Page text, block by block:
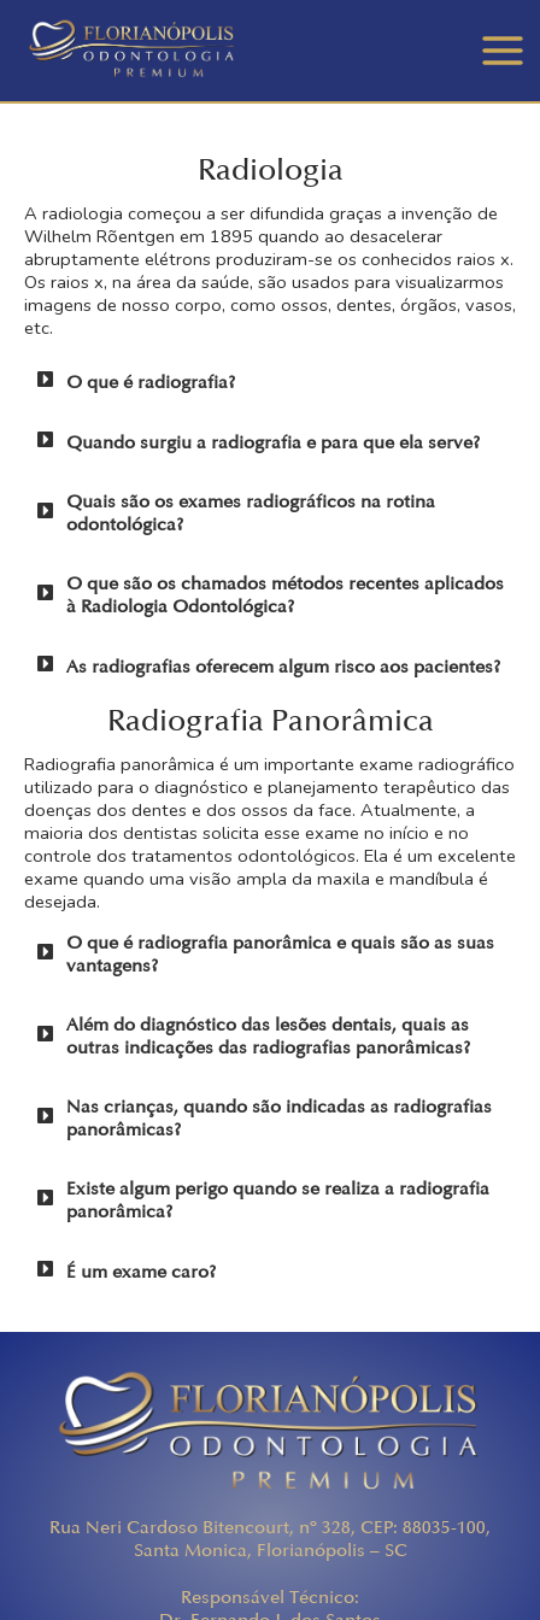
Main
Radiologia
A radiologia começou a ser difundida graças a invenção de
Wilhelm Rõentgen em 1895 quando ao desacelerar
abruptamente elétrons produziram-se os conhecidos raios x.
Os raios x, na área da saúde, são usados para visualizarmos
imagens de nosso corpo, como ossos, dentes, órgãos, vasos,
etc.
O que é radiografia?
Quando surgiu a radiografia e para que ela serve?
Quais são os exames radiográficos na rotina
odontológica?
O que são os chamados métodos recentes aplicados
à Radiologia Odontológica?
As radiografias oferecem algum risco aos pacientes?
Radiografia Panorâmica
Radiografia panorâmica é um importante exame radiográfico
utilizado para o diagnóstico e planejamento terapêutico das
doenças dos dentes e dos ossos da face. Atualmente, a
maioria dos dentistas solicita esse exame no início e no
controle dos tratamentos odontológicos. Ela é um excelente
exame quando uma visão ampla da maxila e mandíbula é
desejada.
O que é radiografia panorâmica e quais são as suas
vantagens?
Além do diagnóstico das lesões dentais, quais as
outras indicações das radiografias panorâmicas?
Nas crianças, quando são indicadas as radiografias
panorâmicas?
Existe algum perigo quando se realiza a radiografia
panorâmica?
É um exame caro?
Rua Neri Cardoso Bitencourt, nº 328, CEP: 88035-100,
Santa Monica, Florianópolis – SC
Responsável Técnico: